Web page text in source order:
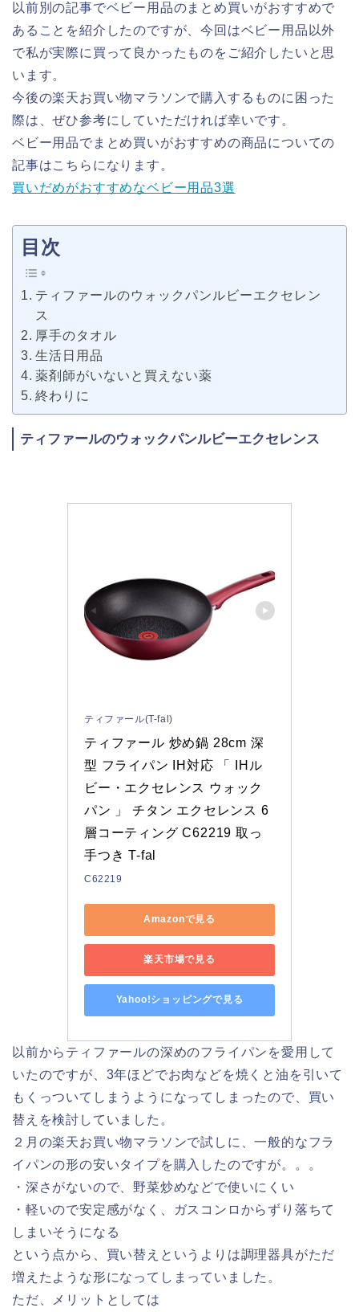
以前別の記事でベビー用品のまとめ買いがおすすめで
あることを紹介したのですが、今回はベビー用品以外
で私が実際に買って良かったものをご紹介したいと思
います。
今後の楽天お買い物マラソンで購入するものに困った
際は、ぜひ参考にしていただければ幸いです。
ベビー用品でまとめ買いがおすすめの商品についての
記事はこちらになります。
買いだめがおすすめなベビー用品3選
目次
ティファールのウォックパンルビーエクセレン
ス
厚手のタオル
生活日用品
薬剤師がいないと買えない薬
終わりに
ティファールのウォックパンルビーエクセレンス
ティファール(T-fal)
ティファール 炒め鍋 28cm 深
型 フライパン IH対応 「 IHル
ビー・エクセレンス ウォック
パン 」 チタン エクセレンス 6
層コーティング C62219 取っ
手つき T-fal
C62219
Amazonで見る
楽天市場で見る
Yahoo!ショッピングで見る
以前からティファールの深めのフライパンを愛用して
いたのですが、3年ほどでお肉などを焼くと油を引いて
もくっついてしまうようになってしまったので、買い
替えを検討していました。
２月の楽天お買い物マラソンで試しに、一般的なフラ
イパンの形の安いタイプを購入したのですが。。。
・深さがないので、野菜炒めなどで使いにくい
・軽いので安定感がなく、ガスコンロからずり落ちて
しまいそうになる
という点から、買い替えというよりは調理器具がただ
増えたような形になってしまっていました。
ただ、メリットとしては